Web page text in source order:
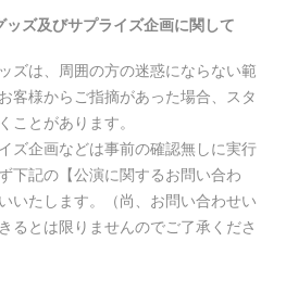
ッズ及びサプライズ企画に関して
ズは、周囲の方の迷惑にならない範
客様からご指摘があった場合、スタ
ことがあります。
ズ企画などは事前の確認無しに実行
下記の【公演に関するお問い合わ
いたします。（尚、お問い合わせい
るとは限りませんのでご了承くださ